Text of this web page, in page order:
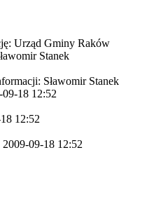
Urząd Gminy Raków
Stanek
Sławomir Stanek
18 12:52
12:52
09-18 12:52